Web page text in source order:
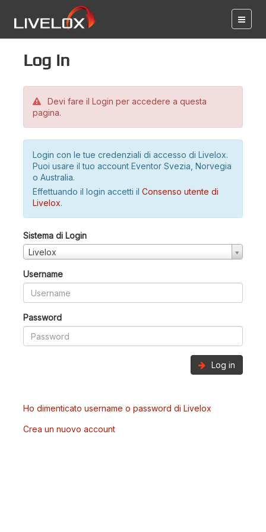
Log in
Devi fare il Login per accedere a questa
pagina.
Login con le tue credenziali di accesso di Livelox.
Puoi usare il tuo account Eventor Svezia, Norvegia
o Australia.
Effettuando il login accetti il Consenso utente di
Livelox.
Sistema di Login
Livelox
Username
Password
Log in
Ho dimenticato username o password di Livelox
Crea un nuovo account